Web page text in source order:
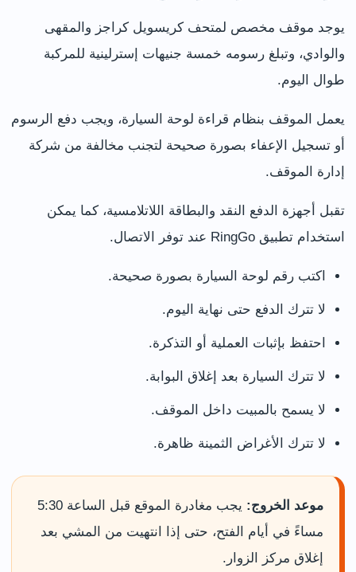
يوجد موقف مخصص لمتحف كريسويل كراجز والمقهى
والوادي، وتبلغ رسومه خمسة جنيهات إسترلينية للمركبة
طوال اليوم.
يعمل الموقف بنظام قراءة لوحة السيارة، ويجب دفع الرسوم
أو تسجيل الإعفاء بصورة صحيحة لتجنب مخالفة من شركة
إدارة الموقف.
تقبل أجهزة الدفع النقد والبطاقة اللاتلامسية، كما يمكن
استخدام تطبيق RingGo عند توفر الاتصال.
اكتب رقم لوحة السيارة بصورة صحيحة.
لا تترك الدفع حتى نهاية اليوم.
احتفظ بإثبات العملية أو التذكرة.
لا تترك السيارة بعد إغلاق البوابة.
لا يسمح بالمبيت داخل الموقف.
لا تترك الأغراض الثمينة ظاهرة.
موعد الخروج:
يجب مغادرة الموقع قبل الساعة 5:30
مساءً في أيام الفتح، حتى إذا انتهيت من المشي بعد
إغلاق مركز الزوار.